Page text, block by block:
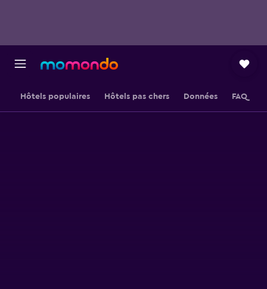
Hôtels populaires Hôtels pas chers Données FAQ